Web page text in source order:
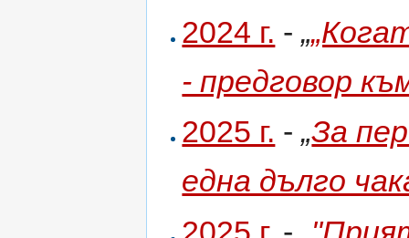
2024 г. -„
- предговор
2025 г. -„За
една дълго